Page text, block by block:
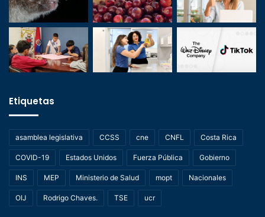
Etiquetas
asamblea legislativa CCSS cne CNFL Costa Rica
COVID-19 Estados Unidos Fuerza Pública Gobierno
INS MEP Ministerio de Salud mopt Nacionales
OIJ Rodrigo Chaves. TSE ucr